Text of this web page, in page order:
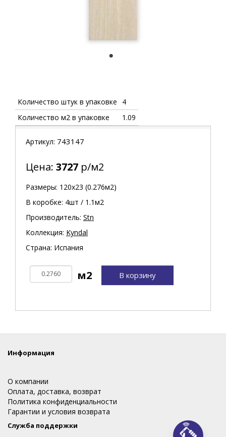
Количество штук в упаковке
4
Количество м2 в упаковке
1.09
Артикул: 743147
Цена: 3727 р/м2
Размеры: 120х23 (0.276м2)
В коробке: 4шт / 1.1м2
Производитель: Stn
Коллекция: Kyndal
Страна: Испания
В корзину
Информация
О компании
Оплата, доставка, возврат
Политика конфиденциальности
Гарантии и условия возврата
Служба поддержки